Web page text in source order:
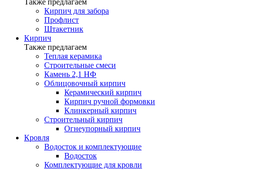
Также предлагаем
Кирпич для забора
Профлист
Штакетник
Кирпич
Также предлагаем
Теплая керамика
Строительные смеси
Камень 2,1 НФ
Облицовочный кирпич
Керамический кирпич
Кирпич ручной формовки
Клинкерный кирпич
Строительный кирпич
Огнеупорный кирпич
Кровля
Водосток и комплектующие
Водосток
Комплектующие для кровли